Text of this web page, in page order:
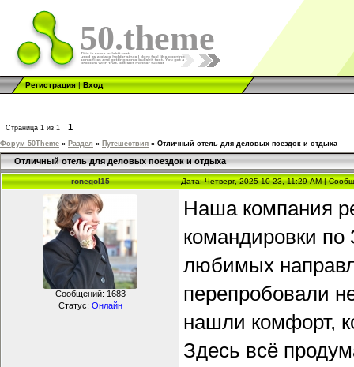
50.theme
Регистрация|Вход
Страница 1 из 1 1
Форум 50Theme » Раздел » Путешествия » Отличный отель для деловых поездок и отдыха
Отличный отель для деловых поездок и отдыха
ronegol15 Дата: Четверг, 2025-10-23, 11:29 AM |
Сообщений: 1683
Статус: Онлайн
Наша компания
командировки по
любимых
перепробовали
нашли комфорт,
Здесь всё